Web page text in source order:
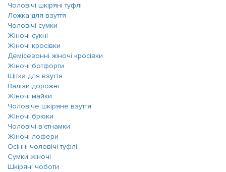
Чоловічі шкіряні туфлі
Ложка для взуття
Чоловічі сумки
Жіночі сукні
Жіночі кросівки
Демісезонні жіночі кросівки
Жіночі ботфорти
Щітка для взуття
Валізи дорожні
Жіночі майки
Чоловіче шкіряне взуття
Жіночі брюки
Чоловічі в'єтнамки
Жіночі лофери
Осінні чоловічі туфлі
Сумки жіночі
Шкіряні чоботи